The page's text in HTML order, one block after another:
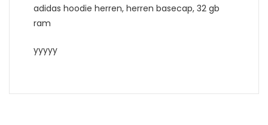
adidas hoodie herren, herren basecap, 32 gb
ram
yyyyy